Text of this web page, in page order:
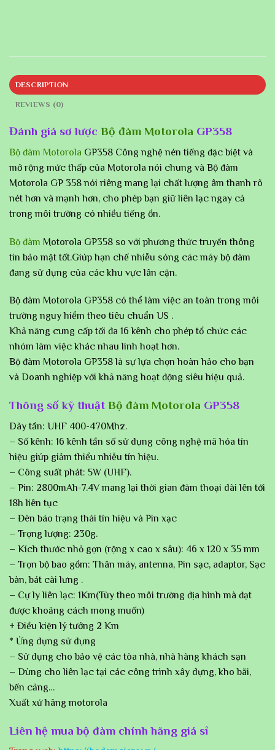
DESCRIPTION
REVIEWS (0)
Đánh giá sơ lược Bộ đàm Motorola GP358
Bộ đàm Motorola GP358 Công nghệ nén tiếng đặc biệt và
mở rộng mức thấp của Motorola nói chung và Bộ đàm
Motorola GP 358 nói riêng mang lại chất lượng âm thanh rõ
nét hơn và mạnh hơn, cho phép bạn giữ liên lạc ngay cả
trong môi trường có nhiều tiếng ồn.
Bộ đàm Motorola GP358 so với phương thức truyền thông
tin bảo mật tốt.Giúp hạn chế nhiễu sóng các máy bộ đàm
đang sử dụng của các khu vực lân cận.
Bộ đàm Motorola GP358 có thể làm việc an toàn trong môi
trường nguy hiểm theo tiêu chuẩn US .
Khả năng cung cấp tối đa 16 kênh cho phép tổ chức các
nhóm làm việc khác nhau linh hoạt hơn.
Bộ đàm Motorola GP358 là sự lựa chọn hoàn hảo cho bạn
và Doanh nghiệp với khả năng hoạt động siêu hiệu quả.
Thông số kỹ thuật Bộ đàm Motorola GP358
Dãy tần: UHF 400-470Mhz.
– Số kênh: 16 kênh tần số sử dụng công nghệ mã hóa tín
hiệu giúp giảm thiểu nhiễu tín hiệu.
– Công suất phát: 5W (UHF).
– Pin: 2800mAh-7.4V mang lại thời gian đàm thoại dài lên tới
18h liên tục
– Đèn báo trạng thái tín hiệu và Pin xạc
– Trọng lượng: 230g.
– Kích thước nhỏ gọn (rộng x cao x sâu): 46 x 120 x 35 mm
– Trọn bộ bao gồm: Thân máy, antenna, Pin sạc, adaptor, Sạc
bàn, bát cài lưng .
– Cự ly liên lạc: 1Km(Tùy theo môi trường địa hình mà đạt
được khoảng cách mong muốn)
+ Điều kiện lý tưởng 2 Km
* Ứng dụng sử dụng
– Sử dụng cho bảo vệ các tòa nhà, nhà hàng khách sạn
– Dùng cho liên lạc tại các công trình xây dựng, kho bãi,
bến cảng…
Xuất xứ hãng motorola
Liên hệ mua bộ đàm chính hãng giá sỉ